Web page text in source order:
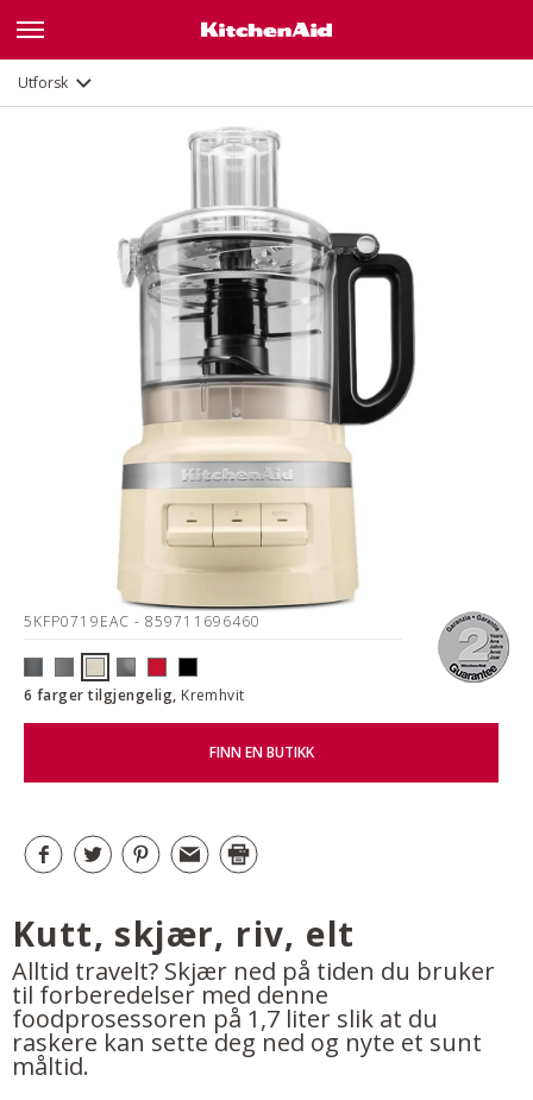
Utforsk
5KFP0719EAC - 859711696460
6 farger tilgjengelig, Kremhvit
FINN EN BUTIKK
Kutt, skjær, riv, elt
Alltid travelt? Skjær ned på tiden du bruker
til forberedelser med denne
foodprosessoren på 1,7 liter slik at du
raskere kan sette deg ned og nyte et sunt
måltid.